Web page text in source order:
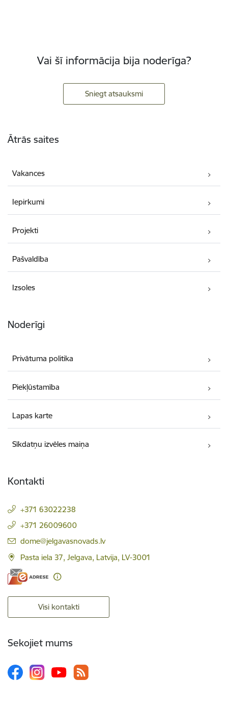
Vai šī informācija bija noderīga?
Sniegt atsauksmi
Ātrās saites
Vakances
Iepirkumi
Projekti
Pašvaldība
Izsoles
Noderīgi
Privātuma politika
Piekļūstamība
Lapas karte
Sīkdatņu izvēles maiņa
Kontakti
+371 63022238
+371 26009600
E-pasts:
dome@jelgavasnovads.lv
Pasta iela 37, Jelgava, Latvija, LV-3001
Visi kontakti
Sekojiet mums